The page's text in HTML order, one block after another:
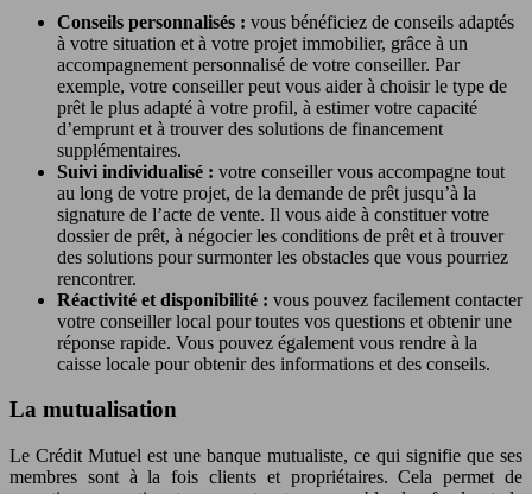
Conseils personnalisés : vous bénéficiez de conseils adaptés
à votre situation et à votre projet immobilier, grâce à un
accompagnement personnalisé de votre conseiller. Par
exemple, votre conseiller peut vous aider à choisir le type de
prêt le plus adapté à votre profil, à estimer votre capacité
d’emprunt et à trouver des solutions de financement
supplémentaires.
Suivi individualisé : votre conseiller vous accompagne tout
au long de votre projet, de la demande de prêt jusqu’à la
signature de l’acte de vente. Il vous aide à constituer votre
dossier de prêt, à négocier les conditions de prêt et à trouver
des solutions pour surmonter les obstacles que vous pourriez
rencontrer.
Réactivité et disponibilité : vous pouvez facilement contacter
votre conseiller local pour toutes vos questions et obtenir une
réponse rapide. Vous pouvez également vous rendre à la
caisse locale pour obtenir des informations et des conseils.
La mutualisation
Le Crédit Mutuel est une banque mutualiste, ce qui signifie que ses
membres sont à la fois clients et propriétaires. Cela permet de